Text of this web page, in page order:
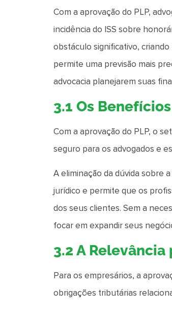
Com a aprovação do PLP,
incidência do ISS sobre
obstáculo significativo,
permite uma previsão mais
advocacia planejarem suas
3.1 Os
Com a aprovação do PLP, o
seguro para os advogados e
A eliminação da dúvida sobre
jurídico e permite que os
dos seus clientes. Sem a
focar em expandir seus
3.2 A
Para os empresários, a
obrigações tributárias